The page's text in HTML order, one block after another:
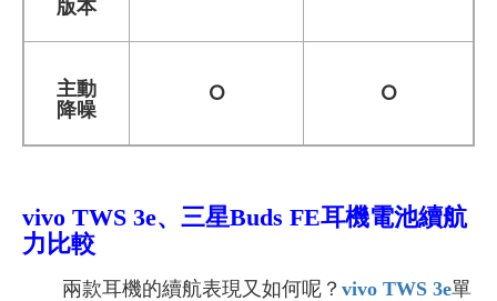
版本
主動
降噪
O O
vivo TWS 3e、三星Buds FE耳機電池續航
力比較
兩款耳機的續航表現又如何呢？ vivo TWS 3e單